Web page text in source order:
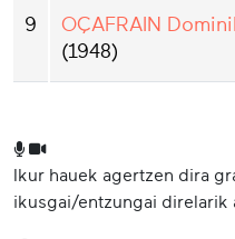
9
OÇAFRAIN
(1948)
Ikur hauek agertzen dira
ikusgai/entzungai direlarik